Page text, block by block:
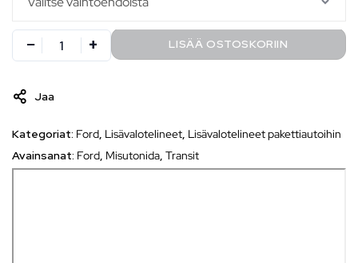
LISÄÄ OSTOSKORIIN
Jaa
Kategoriat: Ford, Lisävalotelineet, Lisävalotelineet pakettiautoihin
Avainsanat: Ford, Misutonida, Transit